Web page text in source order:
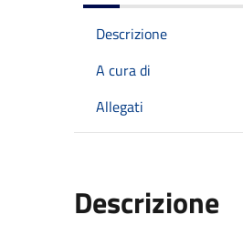
Descrizione
A cura di
Allegati
Descrizione